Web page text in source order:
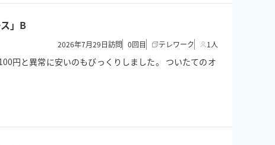
」B
2026年7月29日訪問 0回目 テレワーク 1人
円と異常に安いのもびっくりしました。 ついたてのオ